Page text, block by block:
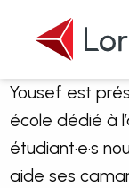
Yousef est
école dédié à
étudiant·e·s
aide ses